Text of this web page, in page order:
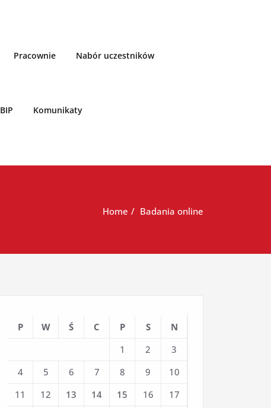
Pracownie Nabór uczestników
BIP Komunikaty
Home Badania online
P W Ś C P S
N
1
2
3
4
5 6 7 8 9
10
11
12 13 14 15 16
17